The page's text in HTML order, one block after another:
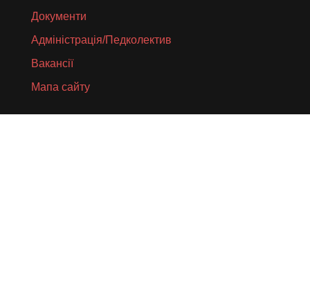
Документи
Адміністрація/Педколектив
Вакансії
Мапа сайту